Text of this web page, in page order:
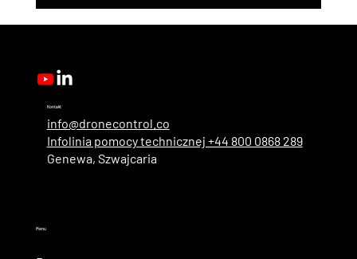
Kontakt
info@dronecontrol.co
Infolinia pomocy technicznej +44 800 0868 289
Genewa, Szwajcaria
Menu